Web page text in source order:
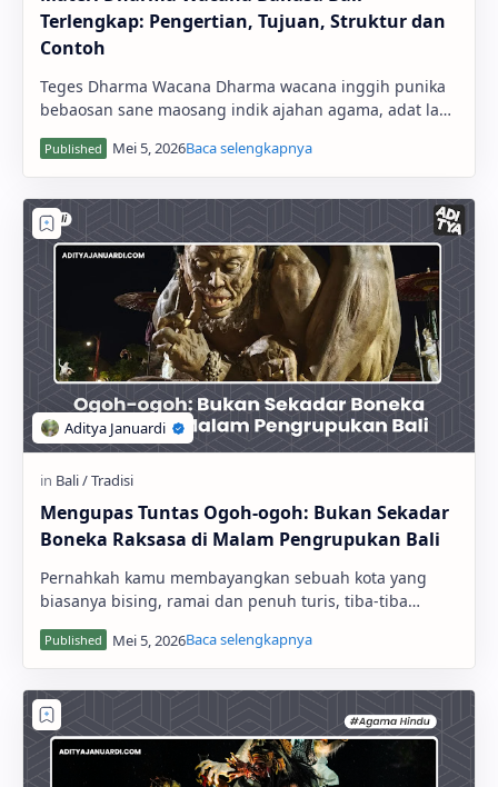
Terlengkap: Pengertian, Tujuan, Struktur dan
Contoh
Teges Dharma Wacana Dharma wacana inggih punika
bebaosan sane maosang indik ajahan agama, adat lan
budaya sane kawedarang ring umat Hindu. Y…
Mengupas Tuntas Ogoh-ogoh: Bukan Sekadar
Boneka Raksasa di Malam Pengrupukan Bali
Pernahkah kamu membayangkan sebuah kota yang
biasanya bising, ramai dan penuh turis, tiba-tiba
menjadi gelap gulita, sunyi senyap, bahkan bandar u…